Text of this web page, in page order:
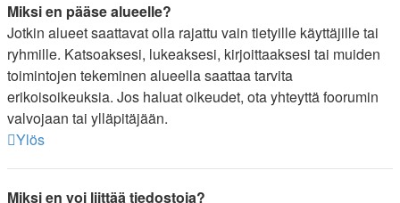
Miksi en pääse alueelle?
Jotkin alueet saattavat olla rajattu vain tietyille käyttäjille tai
ryhmille. Katsoaksesi, lukeaksesi, kirjoittaaksesi tai muiden
toimintojen tekeminen alueella saattaa tarvita
erikoisoikeuksia. Jos haluat oikeudet, ota yhteyttä foorumin
valvojaan tai ylläpitäjään.
Ylös
Miksi en voi liittää tiedostoja?